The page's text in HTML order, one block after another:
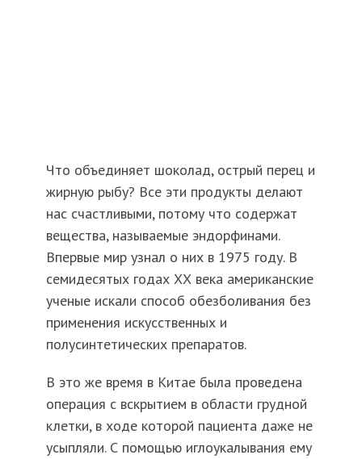
Что объединяет шоколад, острый перец и
жирную рыбу? Все эти продукты делают
нас счастливыми, потому что содержат
вещества, называемые эндорфинами.
Впервые мир узнал о них в 1975 году. В
семидесятых годах ХХ века американские
ученые искали способ обезболивания без
применения искусственных и
полусинтетических препаратов.
В это же время в Китае была проведена
операция с вскрытием в области грудной
клетки, в ходе которой пациента даже не
усыпляли. С помощью иглоукалывания ему